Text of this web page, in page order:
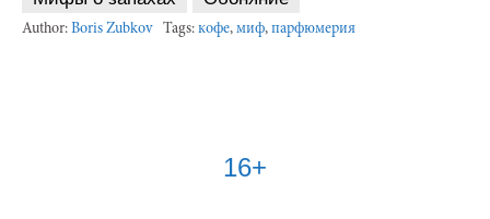
Author: Boris Zubkov Tags: кофе, миф, парфюмерия
16+